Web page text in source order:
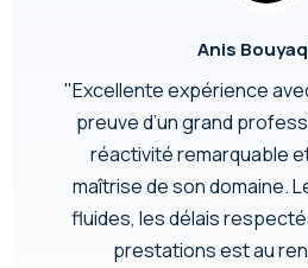
Anis
"Excellente expérience
preuve d’un grand
réactivité remarquable
maîtrise de son domaine.
fluides, les délais
prestations est au